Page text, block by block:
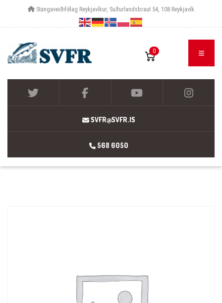
Stangaveiðifélag Reykjavíkur, Suðurlandsbraut 54, 108 Reykjavík
0
SVFR@SVFR.IS
568 6050